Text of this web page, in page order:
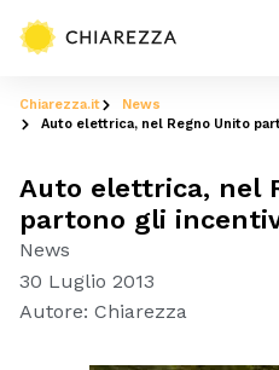
Chiarezza.it
News
Auto elettrica, nel Regno Unito
Auto elettrica, nel
partono gli
News
30 Luglio 2013
Autore: Chiarezza